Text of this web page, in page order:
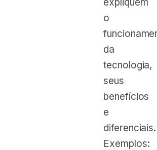
o
da
tecnologia,
seus
benefícios
e
diferenciais.
Exemplos: